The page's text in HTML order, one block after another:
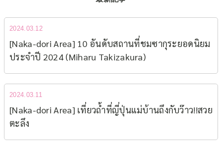
2024.03.12
[Naka-dori Area] 10 อันดับสถานที่ชมซากุระยอดนิยม​
ประจำปี 2024 (Miharu Takizakura)
2024.03.11
[Naka-dori Area] เที่ยวถ้ำที่ญี่ปุ่นแม่บ้านถึงกับว๊าว!!สวย
ตะลึง